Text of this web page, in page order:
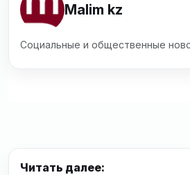
Malim kz
Социальные и общественные
Читать далее: